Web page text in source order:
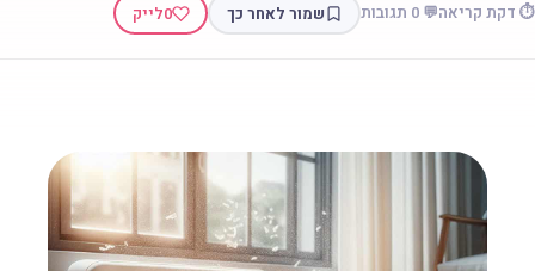
דקת קריאה💬 0 תגובות שמור לאחר כך 0לייק